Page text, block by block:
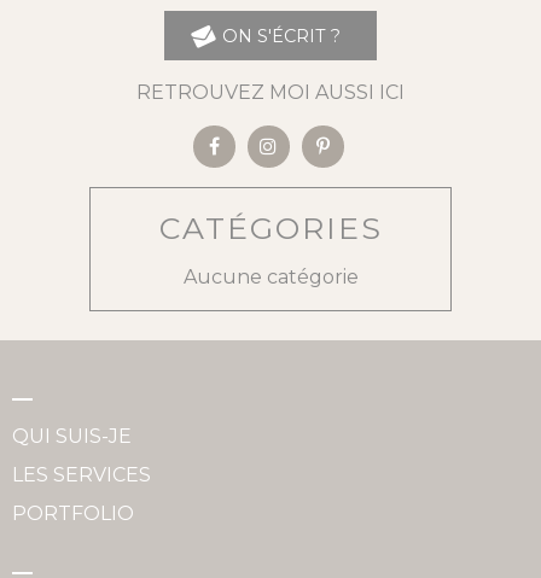
ON S'ÉCRIT ?
RETROUVEZ MOI AUSSI ICI
CATÉGORIES
Aucune catégorie
QUI SUIS-JE
LES SERVICES
PORTFOLIO